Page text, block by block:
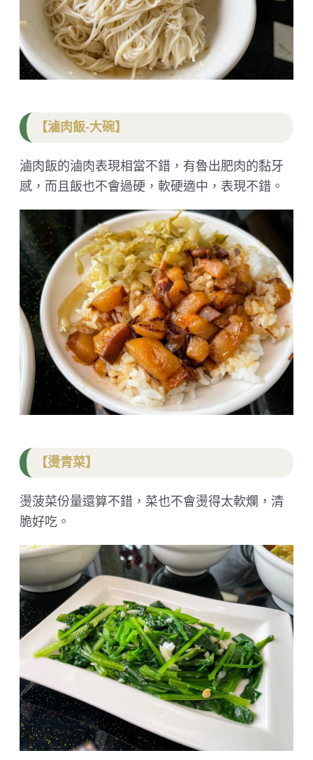
【滷肉飯-大碗】
滷肉飯的滷肉表現相當不錯，有魯出肥肉的黏牙
感，而且飯也不會過硬，軟硬適中，表現不錯。
【燙青菜】
燙菠菜份量還算不錯，菜也不會燙得太軟爛，清
脆好吃。